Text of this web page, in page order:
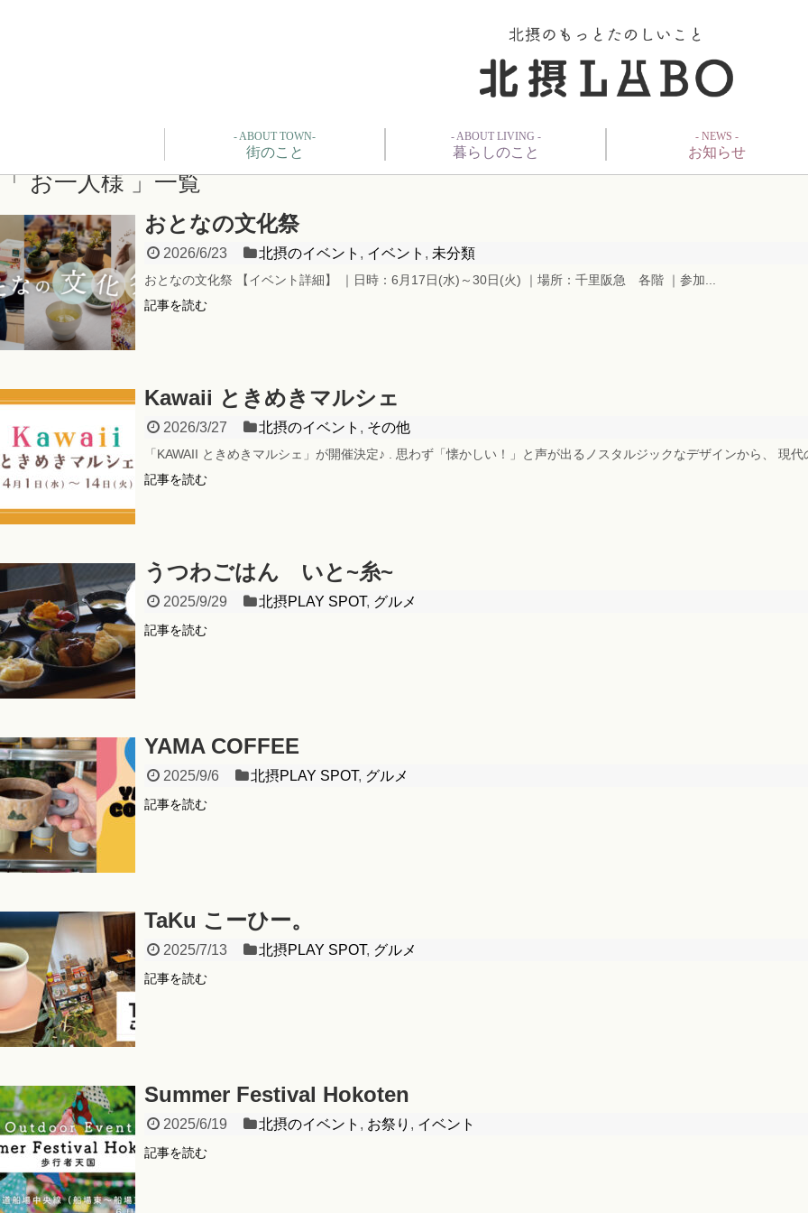
- ABOUT TOWN-
街のこと
- ABOUT LIVING -
暮らしのこと
- NEWS -
お知らせ
「 お一人様 」一覧
おとなの文化祭
2026/6/23 北摂のイベント , イベント , 未分類
おとなの文化祭 【イベント詳細】 ｜日時：6月17日(水)～30日(火) ｜場所：千里阪急 各階 ｜参加...
記事を読む
Kawaii ときめきマルシェ
2026/3/27 北摂のイベント , その他
「KAWAII ときめきマルシェ」が開催決定♪ . 思わず「懐かしい！」と声が出るノスタルジックなデザインから、 現代
記事を読む
うつわごはん いと~糸~
2025/9/29 北摂PLAY SPOT, グルメ
記事を読む
YAMA COFFEE
2025/9/6 北摂PLAY SPOT, グルメ
記事を読む
TaKu こーひー。
2025/7/13 北摂PLAY SPOT, グルメ
記事を読む
Summer Festival Hokoten
2025/6/19 北摂のイベント , お祭り , イベント
記事を読む